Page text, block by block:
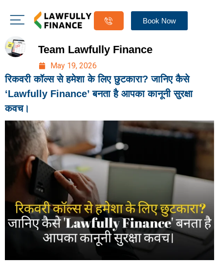
Book Now
Team Lawfully Finance
May 19, 2026
रिकवरी कॉल्स से हमेशा के लिए छुटकारा? जानिए कैसे
‘Lawfully Finance’ बनता है आपका कानूनी सुरक्षा
कवच।